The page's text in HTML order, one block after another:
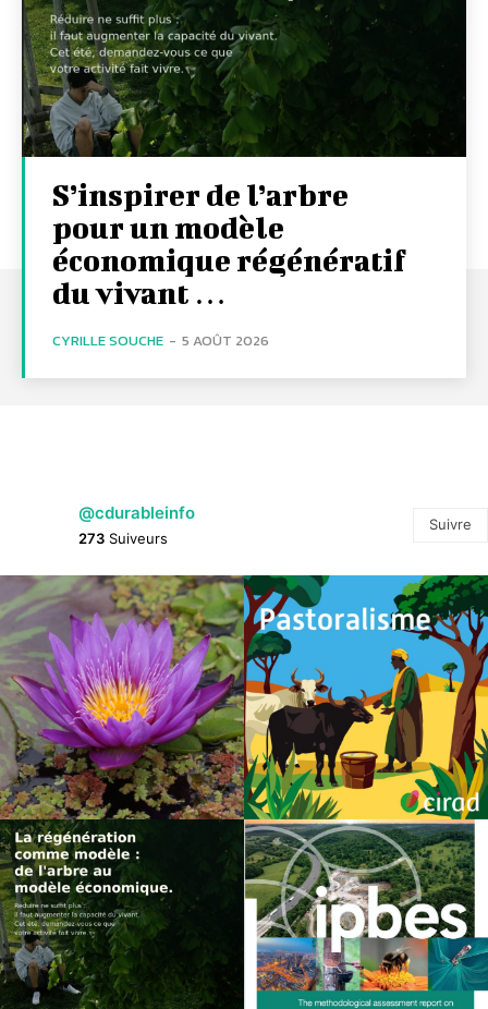
S’inspirer de l’arbre
pour un modèle
économique régénératif
du vivant …
CYRILLE SOUCHE - 5 AOÛT 2026
@cdurableinfo
273 Suiveurs
Suivre